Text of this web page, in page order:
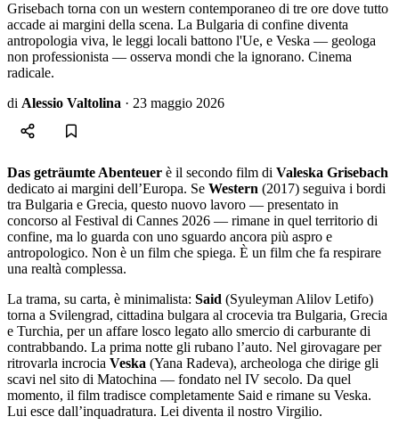
Grisebach torna con un western contemporaneo di tre ore dove tutto
accade ai margini della scena. La Bulgaria di confine diventa
antropologia viva, le leggi locali battono l'Ue, e Veska — geologa
non professionista — osserva mondi che la ignorano. Cinema
radicale.
di Alessio Valtolina · 23 maggio 2026
Das geträumte Abenteuer è il secondo film di Valeska Grisebach
dedicato ai margini dell’Europa. Se Western (2017) seguiva i bordi
tra Bulgaria e Grecia, questo nuovo lavoro — presentato in
concorso al Festival di Cannes 2026 — rimane in quel territorio di
confine, ma lo guarda con uno sguardo ancora più aspro e
antropologico. Non è un film che spiega. È un film che fa respirare
una realtà complessa.
La trama, su carta, è minimalista: Said (Syuleyman Alilov Letifo)
torna a Svilengrad, cittadina bulgara al crocevia tra Bulgaria, Grecia
e Turchia, per un affare losco legato allo smercio di carburante di
contrabbando. La prima notte gli rubano l’auto. Nel girovagare per
ritrovarla incrocia Veska (Yana Radeva), archeologa che dirige gli
scavi nel sito di Matochina — fondato nel IV secolo. Da quel
momento, il film tradisce completamente Said e rimane su Veska.
Lui esce dall’inquadratura. Lei diventa il nostro Virgilio.